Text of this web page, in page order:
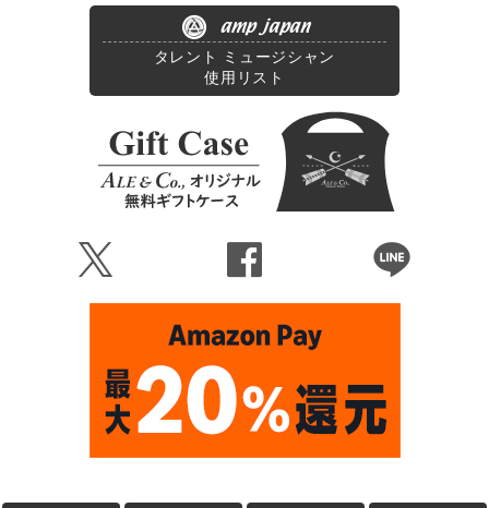
amp japan
タレント ミュージシャン
使用リスト
Ü Û Þ